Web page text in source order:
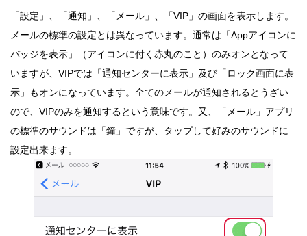
「設定」、「通知」、「メール」、「VIP」の画面を表示します。
メールの標準の設定とは異なっています。通常は「Appアイコンに
バッジを表示」（アイコンに付く赤丸のこと）のみオンとなって
いますが、VIPでは「通知センターに表示」及び「ロック画面に表
示」もオンになっています。全てのメールが通知されるとうざい
ので、VIPのみを通知するという意味です。又、「メール」アプリ
の標準のサウンドは「鐘」ですが、タップして好みのサウンドに
設定出来ます。